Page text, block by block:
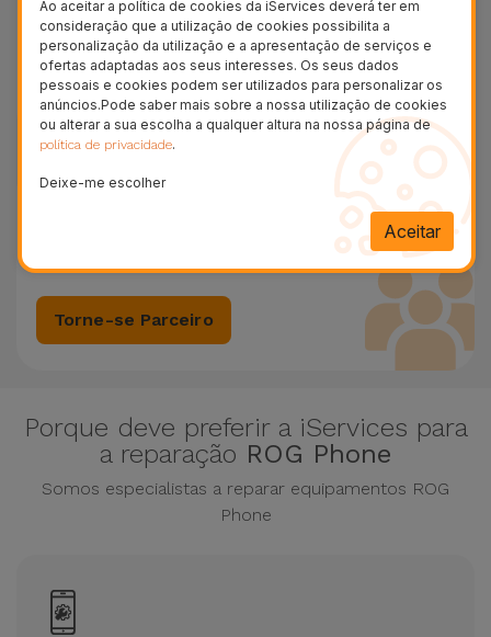
Entre em contacto connosco.
Contacte-nos
Serviço de Reparação para Empresas.
Descubra as soluções de reparação de smartphones e
Torne-se Parceiro
Porque deve preferir a iServices para
a reparação ROG Phone
Somos especialistas a reparar equipamentos ROG
Phone
Ao aceitar a política de cookies da iServices deverá ter em
consideração que a utilização de cookies possibilita a
personalização da utilização e a apresentação de serviços e
ofertas adaptadas aos seus interesses. Os seus dados
pessoais e cookies podem ser utilizados para personalizar os
anúncios.Pode saber mais sobre a nossa utilização de cookies
ou alterar a sua escolha a qualquer altura na nossa página de
política de privacidade.
Deixe-me escolher
Aceitar